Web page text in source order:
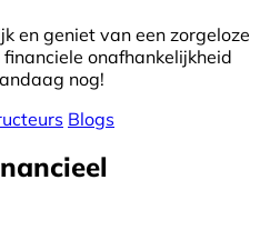
en geniet van een zorgeloze
onafhankelijkheid
nog!
Blogs